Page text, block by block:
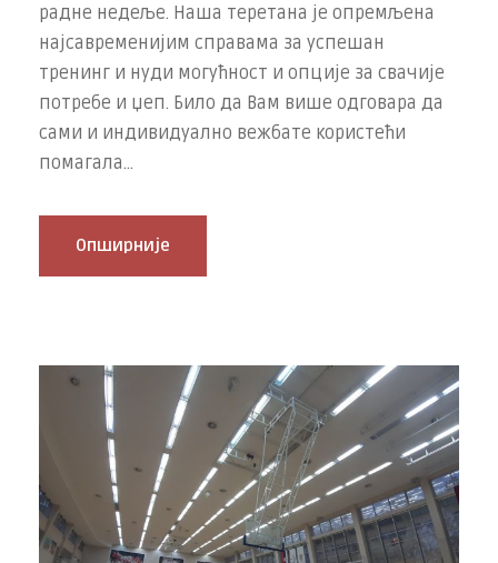
радне недеље. Наша теретана је опремљена
најсавременијим справама за успешан
тренинг и нуди могућност и опције за свачије
потребе и џеп. Било да Вам више одговара да
сами и индивидуално вежбате користећи
помагала...
Опширније